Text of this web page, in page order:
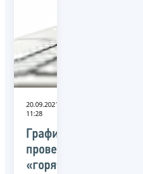
20.09.2021
11:28
График
проведения
«горячих